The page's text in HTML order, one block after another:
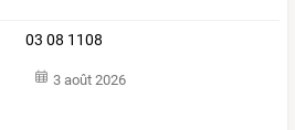
03 08 1108
3 août 2026